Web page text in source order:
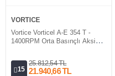
VORTICE
Vortice Vorticel A-E 354 T -
1400RPM Orta Basınçlı Aksiyel
15
25.812,54 TL
21.940,66 TL